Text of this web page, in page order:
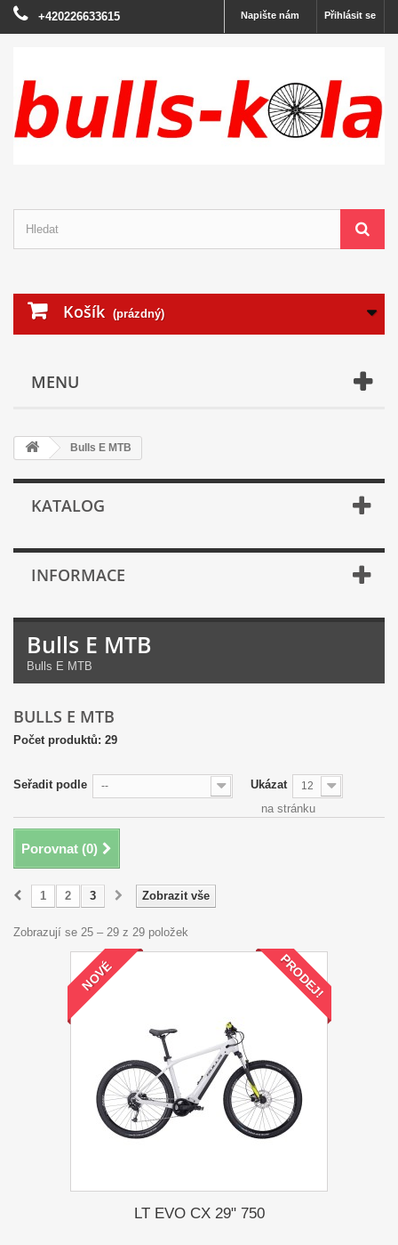
Přihlásit se
Napište nám
+420226633615
Košík (prázdný)
MENU
Bulls E MTB
KATALOG
INFORMACE
Bulls E MTB
Bulls E MTB
BULLS E MTB
Počet produktů: 29
Seřadit podle -- Ukázat 12
na stránku
Porovnat (0)
Zobrazit vše
1 2 3
Zobrazují se 25 – 29 z 29 položek
NOVÉ PRODEJ!
LT EVO CX 29" 750